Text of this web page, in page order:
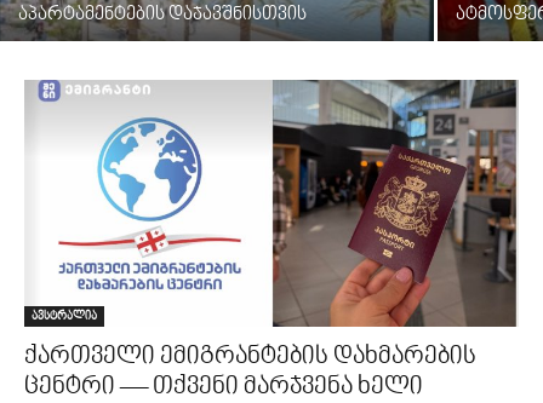
აპარტამენტების დაჯავშნისთვის
ავსტრალია
ქართველი ემიგრანტების დახმარების
ცენტრი — თქვენი მარჯვენა ხელი